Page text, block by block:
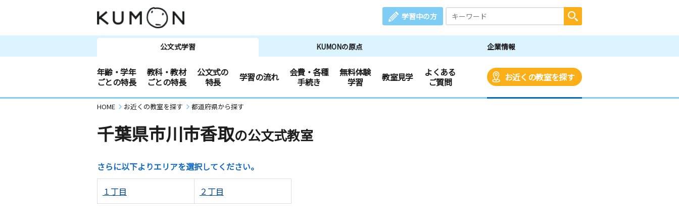
学習中の方
公文式学習 KUMONの原点 企業情報
年齢・学年
ごとの特長
教科・教材
ごとの特長
公文式の
特長
学習の流れ
会費・各種
手続き
無料体験
学習
教室見学
よくある
ご質問
お近くの教室を探す
HOME お近くの教室を探す 都道府県から探す
千葉県市川市香取の公文式教室
さらに以下よりエリアを選択してください。
１丁目 ２丁目